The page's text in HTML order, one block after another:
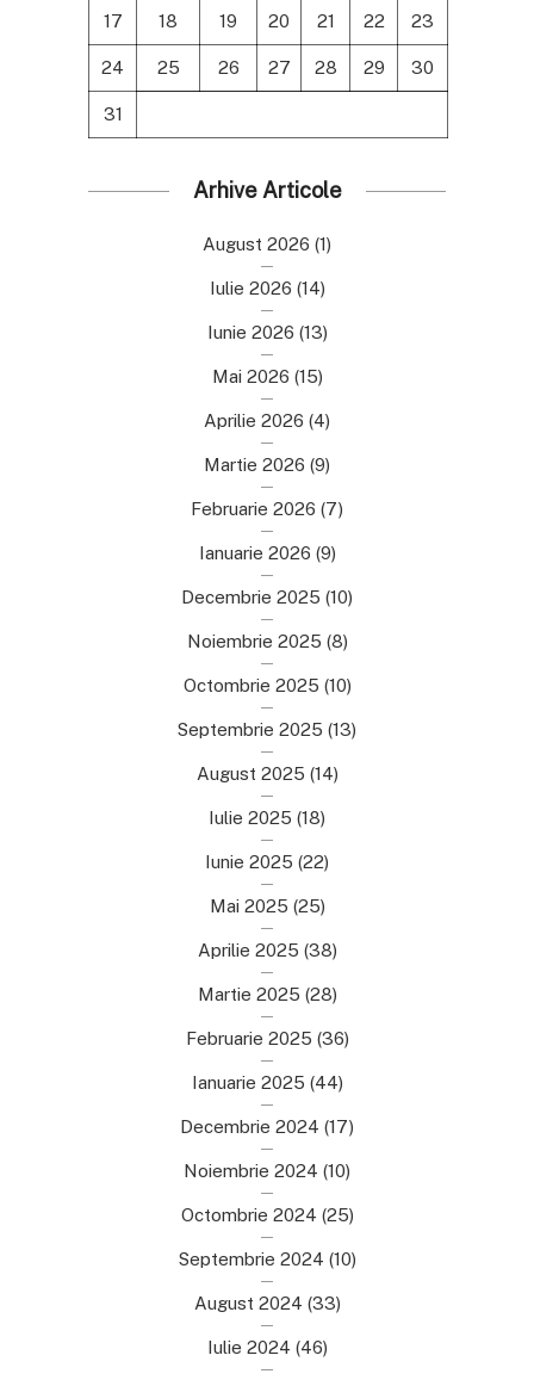
17 18 19 20 21 22 23
24 25 26 27 28 29 30
31
Arhive Articole
August 2026 (1)
Iulie 2026 (14)
Iunie 2026 (13)
Mai 2026 (15)
Aprilie 2026 (4)
Martie 2026 (9)
Februarie 2026 (7)
Ianuarie 2026 (9)
Decembrie 2025 (10)
Noiembrie 2025 (8)
Octombrie 2025 (10)
Septembrie 2025 (13)
August 2025 (14)
Iulie 2025 (18)
Iunie 2025 (22)
Mai 2025 (25)
Aprilie 2025 (38)
Martie 2025 (28)
Februarie 2025 (36)
Ianuarie 2025 (44)
Decembrie 2024 (17)
Noiembrie 2024 (10)
Octombrie 2024 (25)
Septembrie 2024 (10)
August 2024 (33)
Iulie 2024 (46)